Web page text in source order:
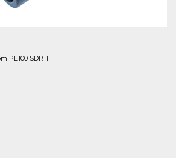
PE100 SDR11